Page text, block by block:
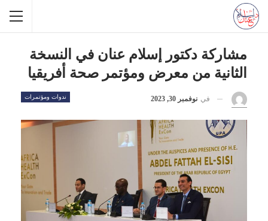
مشاركة دكتور إسلام عنان في النسخة
الثانية من معرض ومؤتمر صحة أفريقيا
ندوات ومؤتمرات في نوفمبر 30, 2023